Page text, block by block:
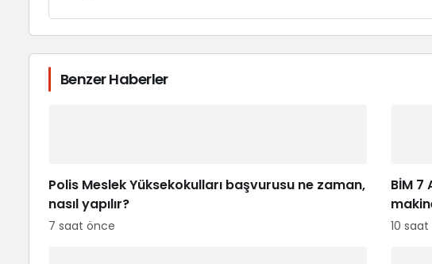
Benzer Haberler
Polis Meslek Yüksekokulları başvurusu ne zaman,
nasıl yapılır?
7 saat önce
BİM
10